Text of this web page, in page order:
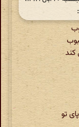
کند
تو